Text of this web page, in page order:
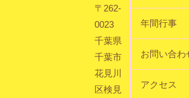
年間行事
お問い合わ
アクセス
〒262-
0023
千葉県
千葉市
花見川
区検見